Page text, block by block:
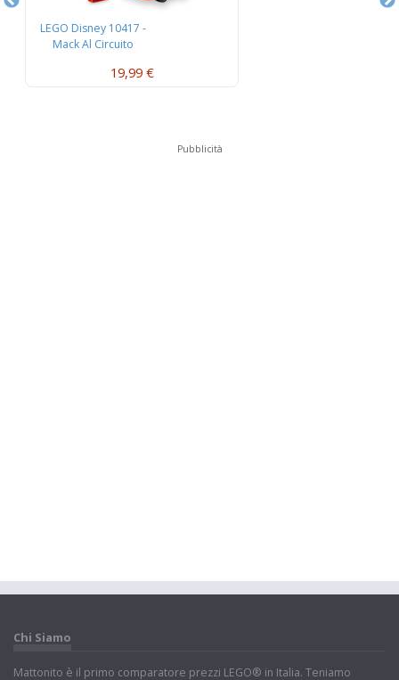
LEGO Disney 10417 -
Mack Al Circuito
19,99 €
Pubblicità
Chi Siamo
Mattonito è il primo comparatore prezzi LEGO® in Italia. Teniamo